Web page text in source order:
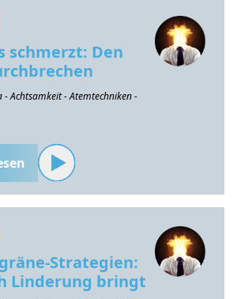
schmerzt: Den
- Achtsamkeit - Atemtechniken -
Strategien:
Linderung bringt